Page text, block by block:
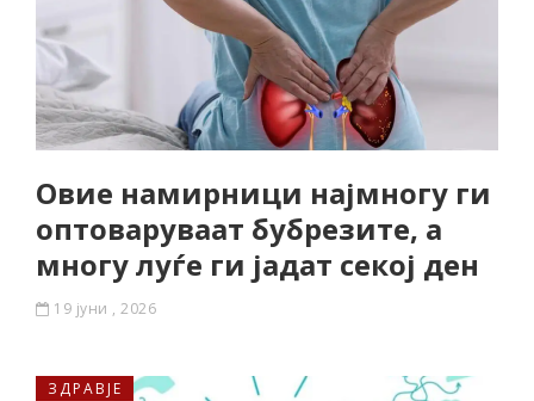
Овие намирници најмногу ги
оптоваруваат бубрезите, а
многу луѓе ги јадат секој ден
19 јуни , 2026
ЗДРАВЈЕ